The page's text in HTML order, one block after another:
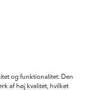
og funktionalitet. Den
af høj kvalitet, hvilket